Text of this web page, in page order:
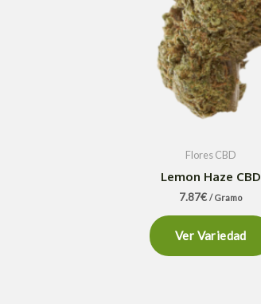
Flores CBD
Lemon Haze CBD
7.87€ / Gramo
Ver Variedad